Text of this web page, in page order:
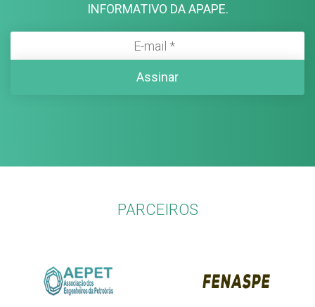
INFORMATIVO DA APAPE.
PARCEIROS